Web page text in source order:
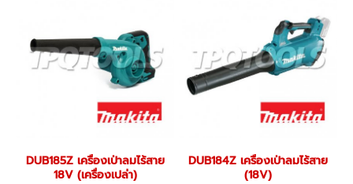
DUB185Z เครื่องเป่าลมไร้สาย
18V (เครื่องเปล่า)
DUB184Z เครื่องเป่าลมไร้สาย
(18V)